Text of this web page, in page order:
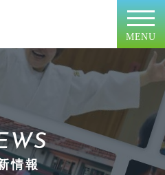
MENU
情報